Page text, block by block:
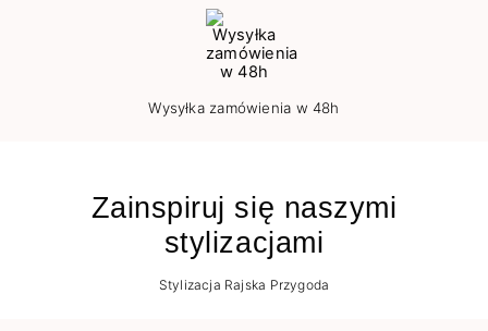
Wysyłka zamówienia w 48h
Zainspiruj się naszymi
stylizacjami
Stylizacja Rajska Przygoda